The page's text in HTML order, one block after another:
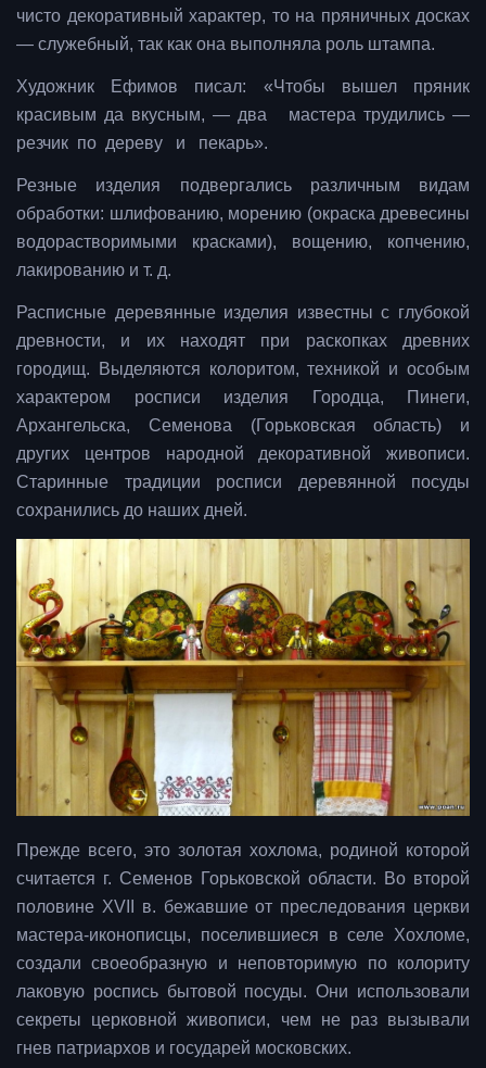
чисто декоративный характер, то на пряничных досках
— служебный, так как она выполняла роль штампа.
Художник Ефимов писал: «Чтобы вышел пряник
красивым да вкусным, — два мастера трудились —
резчик по дереву и пекарь».
Резные изделия подвергались различным видам
обработки: шлифованию, морению (окраска древесины
водорастворимыми красками), вощению, копчению,
лакированию и т. д.
Расписные деревянные изделия известны с глубокой
древности, и их находят при раскопках древних
городищ. Выделяются колоритом, техникой и особым
характером росписи изделия Городца, Пинеги,
Архангельска, Семенова (Горьковская область) и
других центров народной декоративной живописи.
Старинные традиции росписи деревянной посуды
сохранились до наших дней.
Прежде всего, это золотая хохлома, родиной которой
считается г. Семенов Горьковской области. Во второй
половине XVII в. бежавшие от преследования церкви
мастера-иконописцы, поселившиеся в селе Хохломе,
создали своеобразную и неповторимую по колориту
лаковую роспись бытовой посуды. Они использовали
секреты церковной живописи, чем не раз вызывали
гнев патриархов и государей московских.